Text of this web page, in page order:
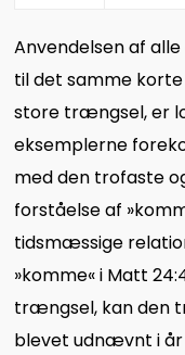
Anvendelsen af
til det samme
store trængsel, er
eksemplerne
med den trofaste
forståelse af
tidsmæssige
»komme« i Matt
trængsel, kan den
blevet udnævnt i år